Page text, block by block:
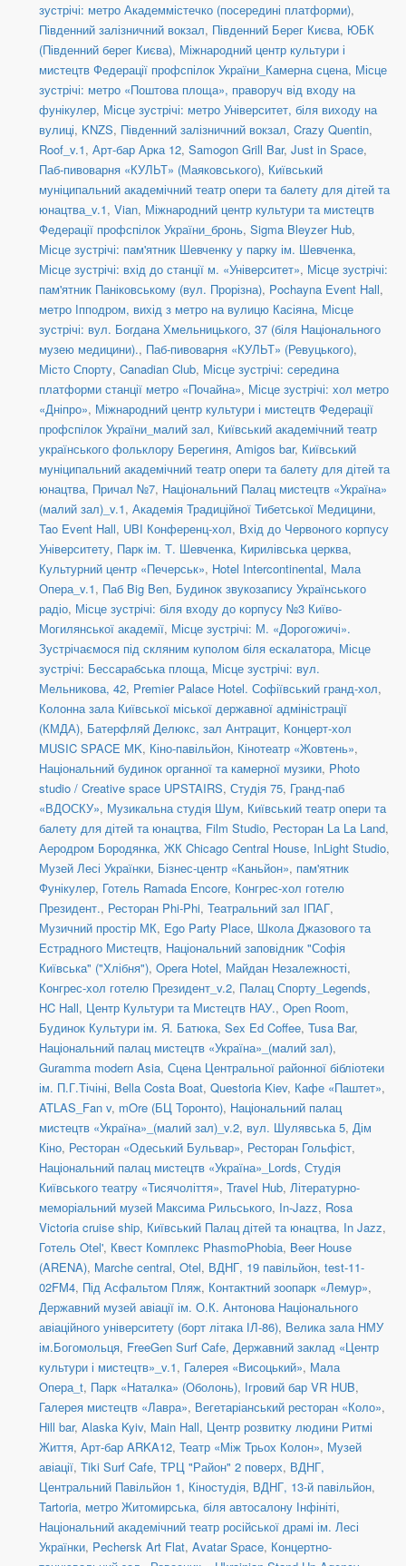
зустрічі: метро Академмістечко (посередині платформи),
Південний залізничний вокзал, Південний Берег Києва, ЮБК
(Південний берег Києва), Міжнародний центр культури і
мистецтв Федерації профспілок України_Камерна сцена, Місце
зустрічі: метро «Поштова площа», праворуч від входу на
фунікулер, Місце зустрічі: метро Університет, біля виходу на
вулиці, KNZS, Південний залізничний вокзал, Crazy Quentin,
Roof_v.1, Арт-бар Арка 12, Samogon Grill Bar, Just in Space,
Паб-пивоварня «КУЛЬТ» (Маяковського), Київський
муніципальний академічний театр опери та балету для дітей та
юнацтва_v.1, Vian, Міжнародний центр культури та мистецтв
Федерації профспілок України_бронь, Sigma Bleyzer Hub,
Місце зустрічі: пам'ятник Шевченку у парку ім. Шевченка,
Місце зустрічі: вхід до станції м. «Університет», Місце зустрічі:
пам'ятник Паніковському (вул. Прорізна), Pochayna Event Hall,
метро Іпподром, вихід з метро на вулицю Касіяна, Місце
зустрічі: вул. Богдана Хмельницького, 37 (біля Національного
музею медицини)., Паб-пивоварня «КУЛЬТ» (Ревуцького),
Місто Спорту, Canadian Club, Місце зустрічі: середина
платформи станції метро «Почайна», Місце зустрічі: хол метро
«Дніпро», Міжнародний центр культури і мистецтв Федерації
профспілок України_малий зал, Київський академічний театр
українського фольклору Берегиня, Amigos bar, Київський
муніципальний академічний театр опери та балету для дітей та
юнацтва, Причал №7, Національний Палац мистецтв «Україна»
(малий зал)_v.1, Академія Традиційної Тибетської Медицини,
Tao Event Hall, UBI Конференц-хол, Вхід до Червоного корпусу
Університету, Парк ім. Т. Шевченка, Кирилівська церква,
Культурний центр «Печерськ», Hotel Intercontinental, Мала
Опера_v.1, Паб Big Ben, Будинок звукозапису Українського
радіо, Місце зустрічі: біля входу до корпусу №3 Київо-
Могилянської академії, Місце зустрічі: М. «Дорогожичі».
Зустрічаємося під скляним куполом біля ескалатора, Місце
зустрічі: Бессарабська площа, Місце зустрічі: вул.
Мельникова, 42, Premier Palace Hotel. Софіївський гранд-хол,
Колонна зала Київської міської державної адміністрації
(КМДА), Батерфляй Делюкс, зал Антрацит, Концерт-хол
MUSIC SPACE MK, Кіно-павільйон, Кінотеатр «Жовтень»,
Національний будинок органної та камерної музики, Photo
studio / Creative space UPSTAIRS, Студія 75, Гранд-паб
«ВДОСКУ», Музикальна студія Шум, Київський театр опери та
балету для дітей та юнацтва, Film Studio, Ресторан La La Land,
Аеродром Бородянка, ЖК Chicago Central House, InLight Studio,
Музей Лесі Українки, Бізнес-центр «Каньйон», пам'ятник
Фунікулер, Готель Ramada Encore, Конгрес-хол готелю
Президент., Ресторан Phi-Phi, Театральний зал ІПАГ,
Музичний простір МК, Ego Party Place, Школа Джазового та
Естрадного Мистецтв, Національний заповідник "Софія
Київська" ("Хлібня"), Opera Hotel, Майдан Незалежності,
Конгрес-хол готелю Президент_v.2, Палац Спорту_Legends,
HC Hall, Центр Культури та Мистецтв НАУ., Open Room,
Будинок Культури ім. Я. Батюка, Sex Ed Coffee, Tusa Bar,
Національний палац мистецтв «Україна»_(малий зал),
Guramma modern Asia, Сцена Центральної районної бібліотеки
ім. П.Г.Тічіні, Bella Costa Boat, Questoria Kiev, Кафе «Паштет»,
ATLAS_Fan v, mOre (БЦ Торонто), Національний палац
мистецтв «Україна»_(малий зал)_v.2, вул. Шулявська 5, Дім
Кіно, Ресторан «Одеський Бульвар», Ресторан Гольфіст,
Національний палац мистецтв «Україна»_Lords, Студія
Київського театру «Тисячоліття», Travel Hub, Літературно-
меморіальний музей Максима Рильського, In-Jazz, Rosa
Victoria cruise ship, Київський Палац дітей та юнацтва, In Jazz,
Готель Otel', Квест Комплекс PhasmoPhobia, Beer House
(ARENA), Marche central, Otel, ВДНГ, 19 павільйон, test-11-
02FM4, Під Асфальтом Пляж, Контактний зоопарк «Лемур»,
Державний музей авіації ім. О.К. Антонова Національного
авіаційного університету (борт літака ІЛ-86), Велика зала НМУ
ім.Богомольця, FreeGen Surf Cafe, Державний заклад «Центр
культури і мистецтв»_v.1, Галерея «Висоцький», Мала
Опера_t, Парк «Наталка» (Оболонь), Ігровий бар VR HUB,
Галерея мистецтв «Лавра», Вегетаріанський ресторан «Коло»,
Hill bar, Alaska Kyiv, Main Hall, Центр розвитку людини Ритмі
Життя, Арт-бар ARKA12, Театр «Між Трьох Колон», Музей
авіації, Tiki Surf Cafe, ТРЦ "Район" 2 поверх, ВДНГ,
Центральний Павільйон 1, Кіностудія, ВДНГ, 13-й павільйон,
Tartoria, метро Житомирська, біля автосалону Інфініті,
Національний академічний театр російської драмі ім. Лесі
Українки, Pechersk Art Flat, Avatar Space, Концертно-